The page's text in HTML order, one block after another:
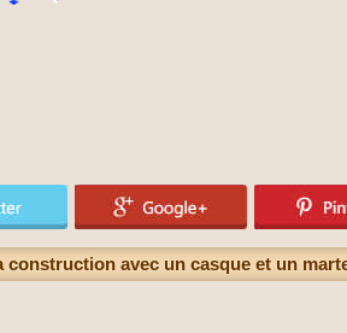
construction avec un casque et un